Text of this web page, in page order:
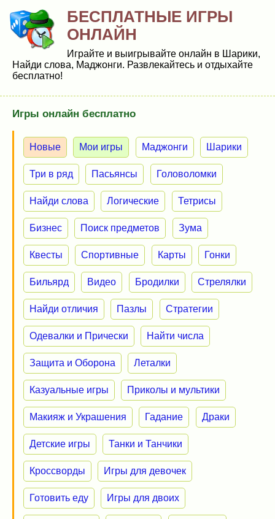
БЕСПЛАТНЫЕ ИГРЫ
ОНЛАЙН
Играйте и выигрывайте онлайн в Шарики,
Найди слова, Маджонги. Развлекайтесь и отдыхайте
бесплатно!
Игры онлайн бесплатно
Новые Мои игры Маджонги Шарики
Три в ряд Пасьянсы Головоломки
Найди слова Логические Тетрисы
Бизнес Поиск предметов Зума
Квесты Спортивные Карты Гонки
Бильярд Видео Бродилки Стрелялки
Найди отличия Пазлы Стратегии
Одевалки и Прически Найти числа
Защита и Оборона Леталки
Казуальные игры Приколы и мультики
Макияж и Украшения Гадание Драки
Детские игры Танки и Танчики
Кроссворды Игры для девочек
Готовить еду Игры для двоих